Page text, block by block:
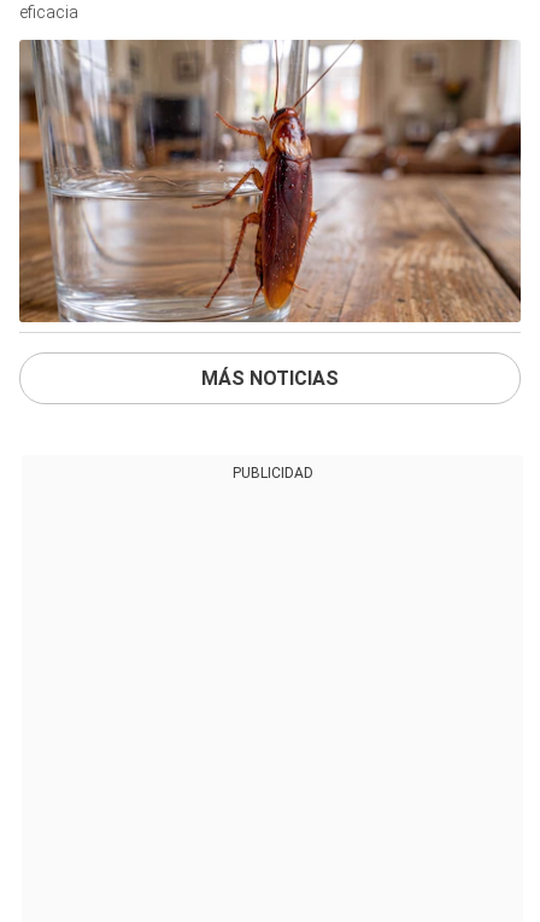
eficacia
MÁS NOTICIAS
PUBLICIDAD